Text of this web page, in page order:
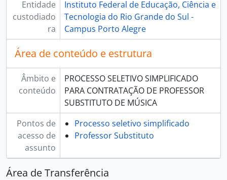
Entidade
custodiado
ra
Instituto Federal de Educação, Ciência e
Tecnologia do Rio Grande do Sul -
Campus Porto Alegre
Área de conteúdo e estrutura
Âmbito e
conteúdo
PROCESSO SELETIVO SIMPLIFICADO
PARA CONTRATAÇÃO DE PROFESSOR
SUBSTITUTO DE MÚSICA
Pontos de
acesso de
assunto
Processo seletivo simplificado
Professor Substituto
Área de Transferência